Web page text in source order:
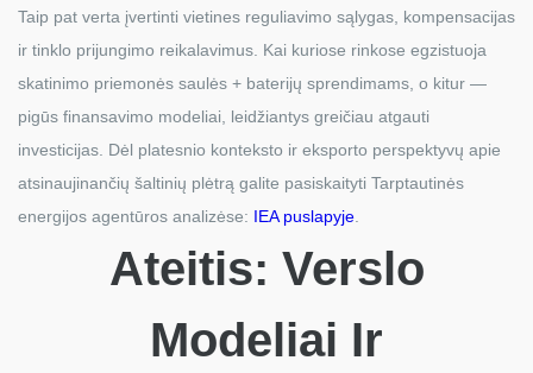
Taip pat verta įvertinti vietines reguliavimo sąlygas, kompensacijas
ir tinklo prijungimo reikalavimus. Kai kuriose rinkose egzistuoja
skatinimo priemonės saulės + baterijų sprendimams, o kitur —
pigūs finansavimo modeliai, leidžiantys greičiau atgauti
investicijas. Dėl platesnio konteksto ir eksporto perspektyvų apie
atsinaujinančių šaltinių plėtrą galite pasiskaityti Tarptautinės
energijos agentūros analizėse: IEA puslapyje
Ateitis: Verslo
Modeliai Ir